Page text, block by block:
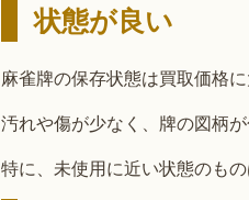
状態が良い
麻雀牌の保存状態は買取価格に
汚れや傷が少なく、牌の図柄
特に、未使用に近い状態のもの